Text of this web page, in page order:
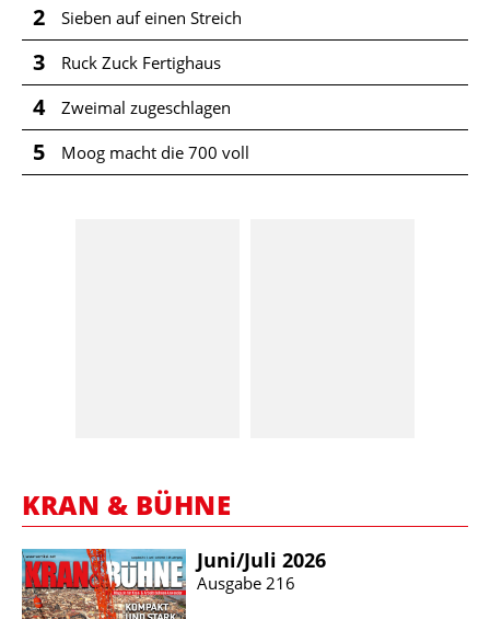
2 Sieben auf einen Streich
3 Ruck Zuck Fertighaus
4 Zweimal zugeschlagen
5 Moog macht die 700 voll
KRAN & BÜHNE
Juni/​Juli 2026
Ausgabe 216